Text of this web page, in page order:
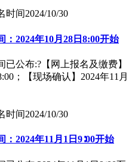
时间2024/10/30
2024年10月28日8:00开始
公布:?【网上报名及缴费】
；【现场确认】2024年11月
时间2024/10/30
2024年11月1日9∶00开始